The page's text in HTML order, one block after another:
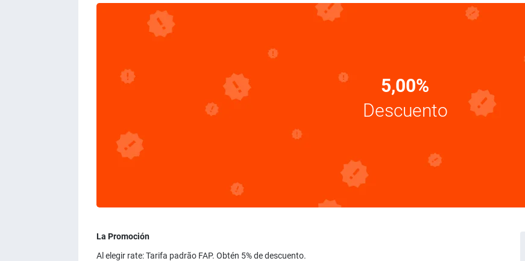
5,00%
Descuento
La Promoción
Al elegir rate: Tarifa padrão FAP. Obtén 5% de descuento.